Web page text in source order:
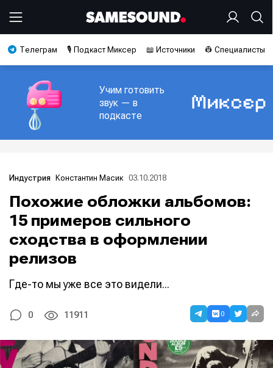
Телеграм 🎙️ Подкаст Миксер 📖 Источники 👷 Специалисты
Учим готовить
звук — в
подкасте
Индустрия Константин Масик 03.10.2018
Похожие обложки альбомов:
15 примеров сильного
сходства в оформлении
релизов
Где-то мы уже все это видели...
0 11911 0